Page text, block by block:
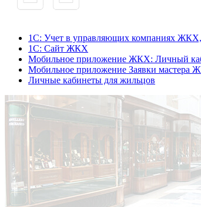
1С: Учет в управляющих компаниях
1С: Сайт ЖКХ
Мобильное приложение ЖКХ: Личный
Мобильное приложение Заявки мастера
Личные кабинеты для жильцов